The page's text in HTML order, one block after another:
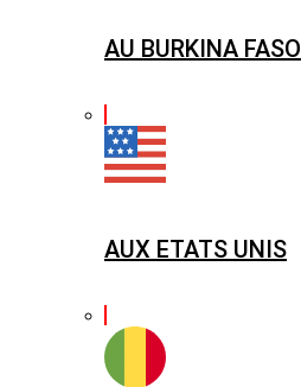
AU BURKINA FASO
AUX ETATS UNIS